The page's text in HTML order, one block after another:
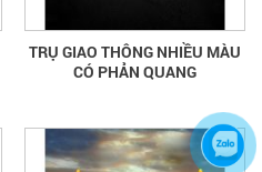
TRỤ GIAO THÔNG NHIỀU MÀU
CÓ PHẢN QUANG